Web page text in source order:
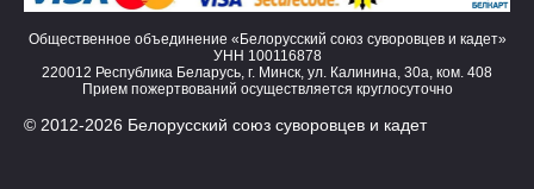
Общественное объединение «Белорусский союз суворовцев и кадет»
УНН 100116878
220012 Республика Беларусь, г. Минск, ул. Калинина, 30а, ком. 408
Прием пожертвований осуществляется круглосуточно
© 2012-2026 Белорусский союз суворовцев и кадет